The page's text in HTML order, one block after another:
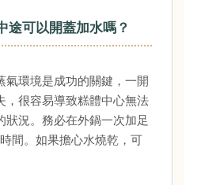
途可以開蓋加水嗎？
氣環境是成功的關鍵，一開
，很容易導致糕體中心無法
狀況。務必在外鍋一次加足
間。如果擔心水燒乾，可